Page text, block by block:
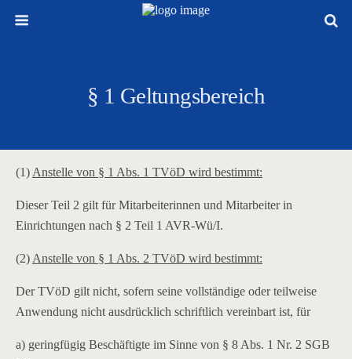
§ 1 Geltungsbereich
(1) Anstelle von § 1 Abs. 1 TVöD wird bestimmt:
Dieser Teil 2 gilt für Mitarbeiterinnen und Mitarbeiter in
Einrichtungen nach § 2 Teil 1 AVR-Wü/I.
(2) Anstelle von § 1 Abs. 2 TVöD wird bestimmt:
Der TVöD gilt nicht, sofern seine vollständige oder teilweise
Anwendung nicht ausdrücklich schriftlich vereinbart ist, für
a) geringfügig Beschäftigte im Sinne von § 8 Abs. 1 Nr. 2 SGB